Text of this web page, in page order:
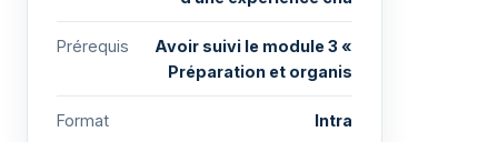
Prérequis
Avoir suivi le module 3 «
Préparation et organis
Format Intra